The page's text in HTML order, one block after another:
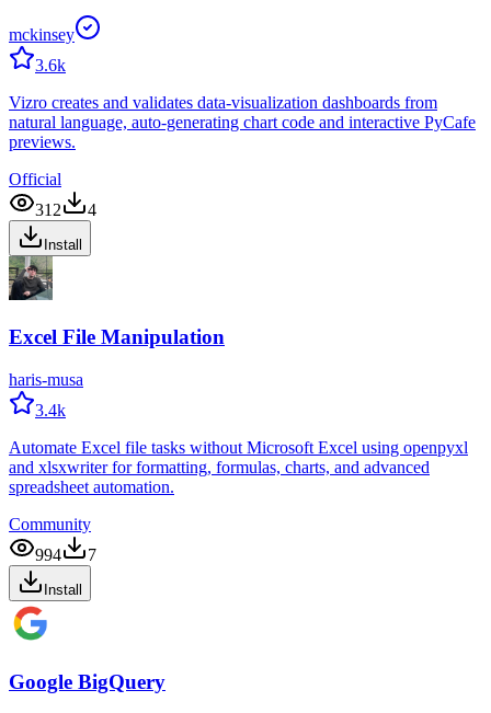
mckinsey
3.6k
Vizro creates and validates data-visualization dashboards from
natural language, auto-generating chart code and interactive PyCafe
previews.
Official
312
4
Install
Excel File Manipulation
haris-musa
3.4k
Automate Excel file tasks without Microsoft Excel using openpyxl
and xlsxwriter for formatting, formulas, charts, and advanced
spreadsheet automation.
Community
994
7
Install
Google BigQuery